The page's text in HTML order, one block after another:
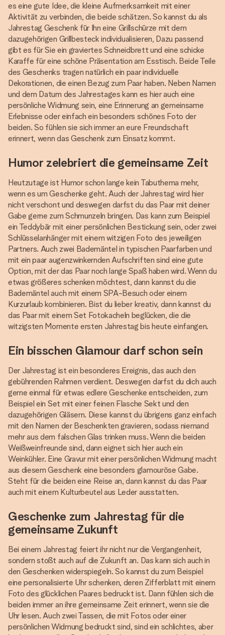
es eine gute Idee, die kleine Aufmerksamkeit mit einer
Aktivität zu verbinden, die beide schätzen. So kannst du als
Jahrestag Geschenk für Ihn eine Grillschürze mit dem
dazugehörigen Grillbesteck individualisieren, Dazu passend
gibt es für Sie ein graviertes Schneidbrett und eine schicke
Karaffe für eine schöne Präsentation am Esstisch. Beide Teile
des Geschenks tragen natürlich ein paar individuelle
Dekorationen, die einen Bezug zum Paar haben. Neben Namen
und dem Datum des Jahrestages kann es hier auch eine
persönliche Widmung sein, eine Erinnerung an gemeinsame
Erlebnisse oder einfach ein besonders schönes Foto der
beiden. So fühlen sie sich immer an eure Freundschaft
erinnert, wenn das Geschenk zum Einsatz kommt.
Humor zelebriert die gemeinsame Zeit
Heutzutage ist Humor schon lange kein Tabuthema mehr,
wenn es um Geschenke geht. Auch der Jahrestag wird hier
nicht verschont und deswegen darfst du das Paar mit deiner
Gabe gerne zum Schmunzeln bringen. Das kann zum Beispiel
ein Teddybär mit einer persönlichen Bestickung sein, oder zwei
Schlüsselanhänger mit einem witzigen Foto des jeweiligen
Partners. Auch zwei Bademäntel in typischen Paarfarben und
mit ein paar augenzwinkernden Aufschriften sind eine gute
Option, mit der das Paar noch lange Spaß haben wird. Wenn du
etwas größeres schenken möchtest, dann kannst du die
Bademäntel auch mit einem SPA-Besuch oder einem
Kurzurlaub kombinieren. Bist du lieber kreativ, dann kannst du
das Paar mit einem Set Fotokacheln beglücken, die die
witzigsten Momente ersten Jahrestag bis heute einfangen.
Ein bisschen Glamour darf schon sein
Der Jahrestag ist ein besonderes Ereignis, das auch den
gebührenden Rahmen verdient. Deswegen darfst du dich auch
gerne einmal für etwas edlere Geschenke entscheiden, zum
Beispiel ein Set mit einer feinen Flasche Sekt und den
dazugehörigen Gläsern. Diese kannst du übrigens ganz einfach
mit den Namen der Beschenkten gravieren, sodass niemand
mehr aus dem falschen Glas trinken muss. Wenn die beiden
Weißweinfreunde sind, dann eignet sich hier auch ein
Weinkühler. Eine Gravur mit einer persönlichen Widmung macht
aus diesem Geschenk eine besonders glamouröse Gabe.
Steht für die beiden eine Reise an, dann kannst du das Paar
auch mit einem Kulturbeutel aus Leder ausstatten.
Geschenke zum Jahrestag für die
gemeinsame Zukunft
Bei einem Jahrestag feiert ihr nicht nur die Vergangenheit,
sondern stoßt auch auf die Zukunft an. Das kann sich auch in
den Geschenken widerspiegeln. So kannst du zum Beispiel
eine personalisierte Uhr schenken, deren Zifferblatt mit einem
Foto des glücklichen Paares bedruckt ist. Dann fühlen sich die
beiden immer an ihre gemeinsame Zeit erinnert, wenn sie die
Uhr lesen. Auch zwei Tassen, die mit Fotos oder einer
persönlichen Widmung bedruckt sind, sind ein schlichtes, aber